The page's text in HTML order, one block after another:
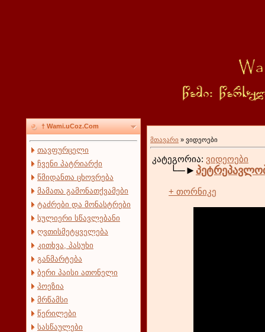
† Wami.uCoz.Com
თავფურცელი
ჩვენი პატრიარქი
წმიდანთა ცხოვრება
მამათა გამონათქვამები
ტაძრები და მონასტრები
სულიერი სწავლებანი
ღვთისმეტყველება
კითხვა, პასუხი
განმარტება
ბერი პაისი ათონელი
პოეზია
მრწამსი
წერილები
სასწაულები
მთავარი » ვიდეოები
კატეგორია: ვიდეოები
└─►
+ თორნიკე